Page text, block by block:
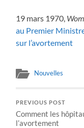
19 mars 1970,
au Premier
sur l’avortement
Nouvelles
PREVIOUS POST
Comment les
l’avortement